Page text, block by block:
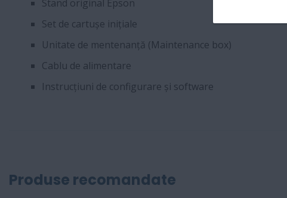
Stand original Epson
Set de cartușe inițiale
Unitate de mentenanță (Maintenance box)
Cablu de alimentare
Instrucțiuni de configurare și software
Produse recomandate